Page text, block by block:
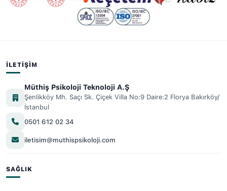
İLETIŞIM
Müthiş Psikoloji Teknoloji A.Ş
Şenlikköy Mh. Saçı Sk. Çiçek Villa No:9 Daire:2 Florya Bakırköy/
İstanbul
0501 612 02 34
iletisim@muthispsikoloji.com
SAĞLIK